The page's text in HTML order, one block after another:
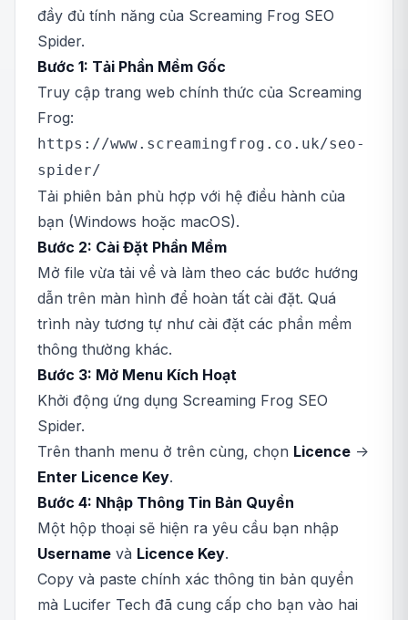
đầy đủ tính năng của Screaming Frog SEO
Spider.
Bước 1: Tải Phần Mềm Gốc
Truy cập trang web chính thức của Screaming
Frog:
https://www.screamingfrog.co.uk/seo-
spider/
Tải phiên bản phù hợp với hệ điều hành của
bạn (Windows hoặc macOS).
Bước 2: Cài Đặt Phần Mềm
Mở file vừa tải về và làm theo các bước hướng
dẫn trên màn hình để hoàn tất cài đặt. Quá
trình này tương tự như cài đặt các phần mềm
thông thường khác.
Bước 3: Mở Menu Kích Hoạt
Khởi động ứng dụng Screaming Frog SEO
Spider.
Trên thanh menu ở trên cùng, chọn Licence ->
Enter Licence Key.
Bước 4: Nhập Thông Tin Bản Quyền
Một hộp thoại sẽ hiện ra yêu cầu bạn nhập
Username và Licence Key.
Copy và paste chính xác thông tin bản quyền
mà Lucifer Tech đã cung cấp cho bạn vào hai